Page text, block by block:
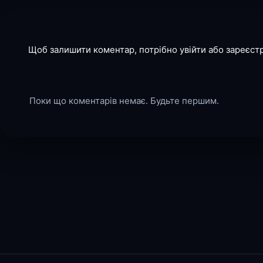
Щоб залишити коментар, потрібно увійти або
Поки що коментарів немає. Будьте першим.